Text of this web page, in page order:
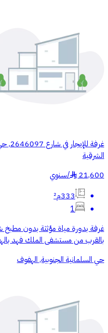
غرفة
الشرقية
21,600
§
/سنوي
333م²
1
غرفة بدورة مياة مؤثثة بدون مطبخ
بالقرب من مستشفى الملك فهد
حي السلمانية الجنوبية, الهفوف